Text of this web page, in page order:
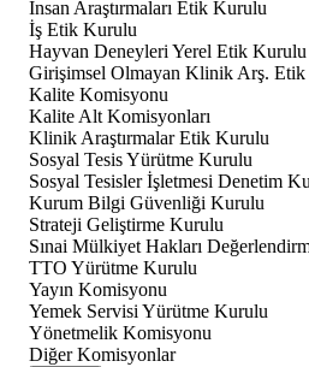
İnsan Araştırmaları Etik Kurulu
İş Etik Kurulu
Hayvan Deneyleri Yerel Etik Kurulu
Girişimsel Olmayan Klinik Arş.
Kalite Komisyonu
Kalite Alt Komisyonları
Klinik Araştırmalar Etik Kurulu
Sosyal Tesis Yürütme Kurulu
Sosyal Tesisler İşletmesi Denetim
Kurum Bilgi Güvenliği Kurulu
Strateji Geliştirme Kurulu
Sınai Mülkiyet Hakları
TTO Yürütme Kurulu
Yayın Komisyonu
Yemek Servisi Yürütme Kurulu
Yönetmelik Komisyonu
Diğer Komisyonlar